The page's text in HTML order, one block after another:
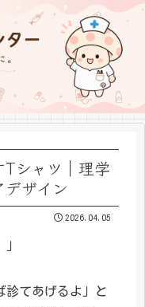
シャツ｜理学
ザイン
2026.04.05
」
診てあげるよ」と